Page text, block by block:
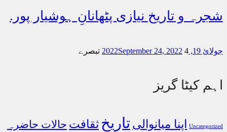
شجرہ و تاریخ نیازی پٹھانانِ ہوشیار پور.
جولائ 19, 2022 September 24, 2022 4 تبصرے
اہم کیٹا گریز
Uncategorized اپنا میانوالی تاریخ ثقافت حالات حاضرہ